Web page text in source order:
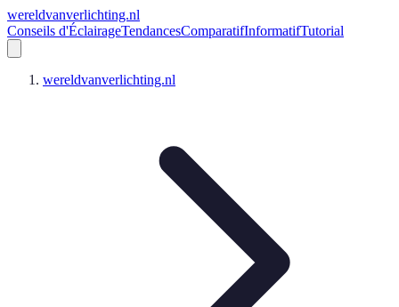
wereldvanverlichting.nl
Conseils d'ÉclairageTendancesComparatifInformatifTutorial
wereldvanverlichting.nl